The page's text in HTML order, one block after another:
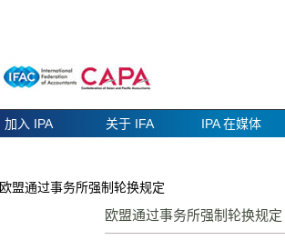
加入 IPA 关于 IFA IPA 在媒体
欧盟通过事务所强制轮换规定
欧盟通过事务所强制轮换